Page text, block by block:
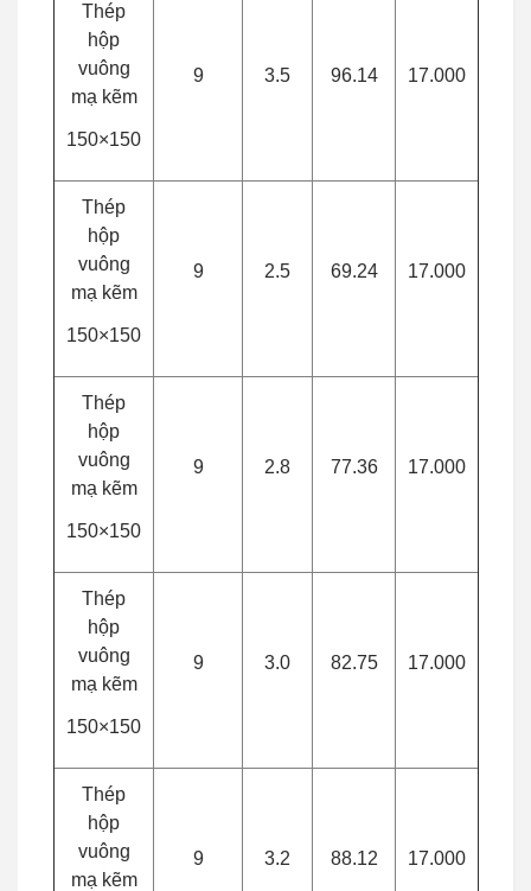
Thép
hộp
vuông
mạ kẽm
150×150
9 3.5 96.14 17.000
Thép
hộp
vuông
mạ kẽm
150×150
9 2.5 69.24 17.000
Thép
hộp
vuông
mạ kẽm
150×150
9 2.8 77.36 17.000
Thép
hộp
vuông
mạ kẽm
150×150
9 3.0 82.75 17.000
Thép
hộp
vuông
mạ kẽm
9 3.2 88.12 17.000